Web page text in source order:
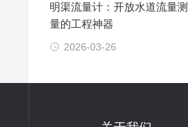
明渠流量计：开放水道流量测
量的工程神器
2026-03-26